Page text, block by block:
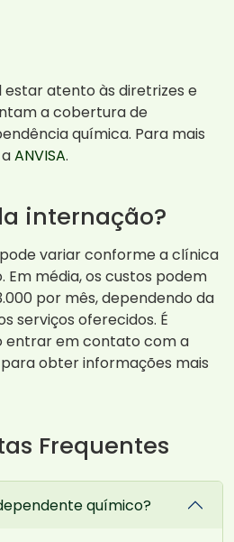
estar atento às diretrizes e
a cobertura de
química. Para mais
ANVISA.
internação?
variar conforme a clínica
Em média, os custos podem
por mês, dependendo da
serviços oferecidos. É
entrar em contato com a
obter informações mais
Frequentes
químico?